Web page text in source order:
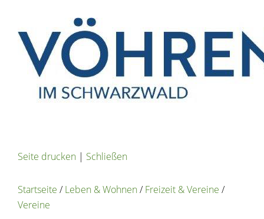
Seite drucken | Schließen
Startseite /Leben & Wohnen/Freizeit & Vereine /
Vereine